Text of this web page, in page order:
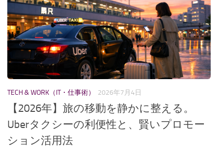
TECH & WORK（IT・仕事術） 2026年7月4日
【2026年】旅の移動を静かに整える。
Uberタクシーの利便性と、賢いプロモー
ション活用法